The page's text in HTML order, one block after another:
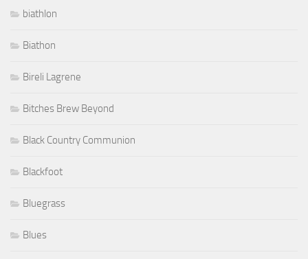
biathlon
Biathon
Bireli Lagrene
Bitches Brew Beyond
Black Country Communion
Blackfoot
Bluegrass
Blues